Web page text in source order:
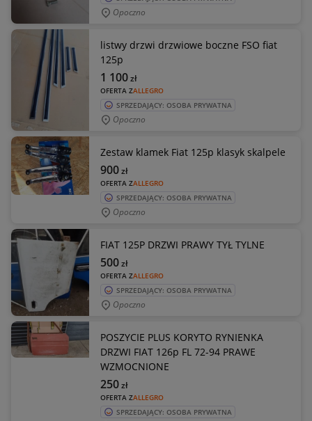
Opoczno
listwy drzwi drzwiowe boczne FSO fiat
125p
OFERTA ZALLEGRO
1 100zł
SPRZEDAJĄCY: OSOBA PRYWATNA
Opoczno
Zestaw klamek Fiat 125p klasyk skalpele
OFERTA ZALLEGRO
900zł
SPRZEDAJĄCY: OSOBA PRYWATNA
Opoczno
FIAT 125P DRZWI PRAWY TYŁ TYLNE
OFERTA ZALLEGRO
500zł
SPRZEDAJĄCY: OSOBA PRYWATNA
Opoczno
POSZYCIE PLUS KORYTO RYNIENKA
DRZWI FIAT 126p FL 72-94 PRAWE
WZMOCNIONE
OFERTA ZALLEGRO
250zł
SPRZEDAJĄCY: OSOBA PRYWATNA